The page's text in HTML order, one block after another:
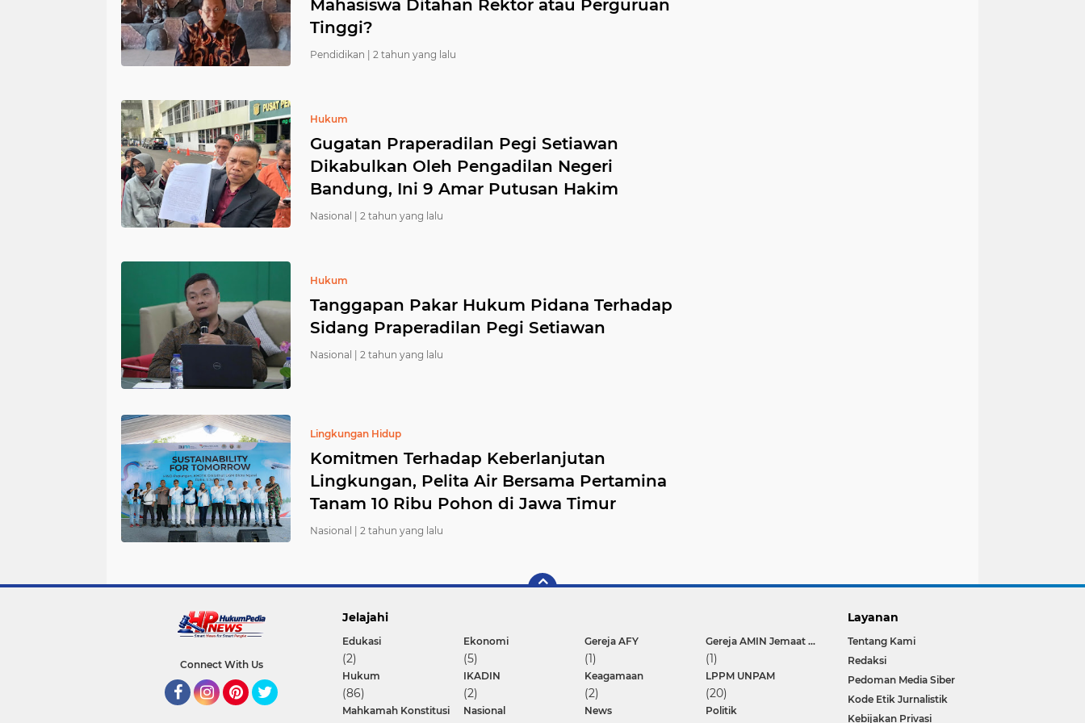
Mahasiswa Ditahan Rektor atau Perguruan
Tinggi?
Pendidikan | 2 tahun yang lalu
Hukum
Gugatan Praperadilan Pegi Setiawan
Dikabulkan Oleh Pengadilan Negeri
Bandung, Ini 9 Amar Putusan Hakim
Nasional | 2 tahun yang lalu
Hukum
Tanggapan Pakar Hukum Pidana Terhadap
Sidang Praperadilan Pegi Setiawan
Nasional | 2 tahun yang lalu
Lingkungan Hidup
Komitmen Terhadap Keberlanjutan
Lingkungan, Pelita Air Bersama Pertamina
Tanam 10 Ribu Pohon di Jawa Timur
Nasional | 2 tahun yang lalu
Connect With Us
Jelajahi
Edukasi
(2)
Ekonomi
(5)
Gereja AFY
(1)
Gereja AMIN Jemaat Tangerang Raya
(1)
Hukum
(86)
IKADIN
(2)
Keagamaan
(2)
LPPM UNPAM
(20)
Mahkamah Konstitusi Nasional News Politik
Layanan
Tentang Kami
Redaksi
Pedoman Media Siber
Kode Etik Jurnalistik
Kebijakan Privasi